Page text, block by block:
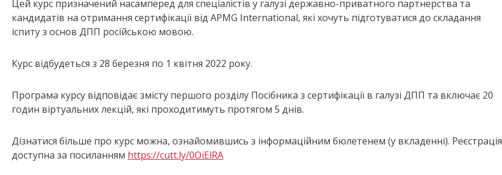
Цей курс призначений насамперед для спеціалістів у галузі державно-приватного партнерства та
кандидатів на отримання сертифікації від APMG International, які хочуть підготуватися до складання
іспиту з основ ДПП російською мовою.
Курс відбудеться з 28 березня по 1 квітня 2022 року.
Програма курсу відповідає змісту першого розділу Посібника з сертифікації в галузі ДПП та включає 20
годин віртуальних лекцій, які проходитимуть протягом 5 днів.
Дізнатися більше про курс можна, ознайомившись з інформаційним бюлетенем (у вкладенні). Реєстрація
доступна за посиланням https://cutt.ly/0OiElRA